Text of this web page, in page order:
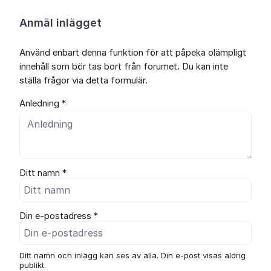
Anmäl inlägget
Använd enbart denna funktion för att påpeka olämpligt
innehåll som bör tas bort från forumet. Du kan inte
ställa frågor via detta formulär.
Anledning *
Ditt namn *
Din e-postadress *
Ditt namn och inlägg kan ses av alla. Din e-post visas aldrig
publikt.